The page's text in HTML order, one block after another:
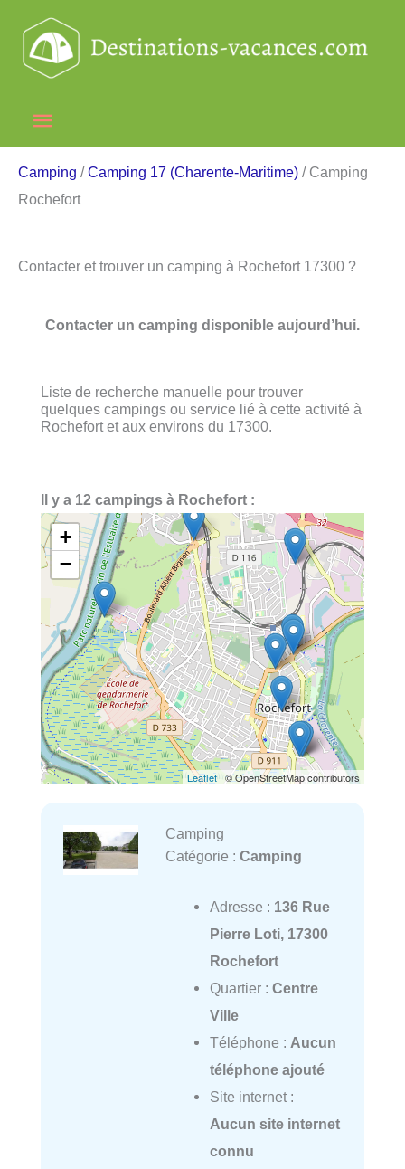
contenu
Menu
principal
Camping /Camping 17 (Charente-Maritime) / Camping
Rochefort
Contacter et trouver un camping à Rochefort 17300 ?
Contacter un camping disponible aujourd’hui.
Liste de recherche manuelle pour trouver
quelques campings ou service lié à cette activité à
Rochefort et aux environs du 17300.
Il y a 12 campings à Rochefort :
+
−
Leaflet| © OpenStreetMap contributors
Camping
Catégorie : Camping
Adresse : 136 Rue
Pierre Loti, 17300
Rochefort
Quartier : Centre
Ville
Téléphone : Aucun
téléphone ajouté
Site internet :
Aucun site internet
connu